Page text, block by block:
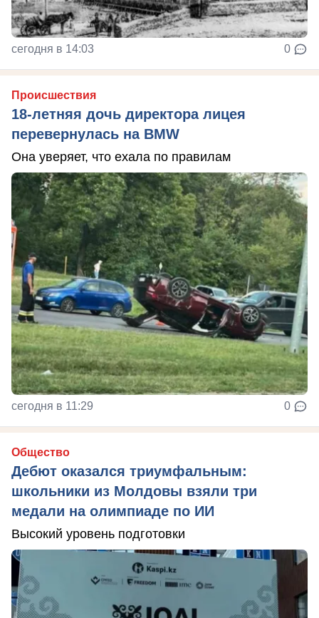
сегодня в 14:03 0
Происшествия
18-летняя дочь директора лицея
перевернулась на BMW
Она уверяет, что ехала по правилам
сегодня в 11:29 0
Общество
Дебют оказался триумфальным:
школьники из Молдовы взяли три
медали на олимпиаде по ИИ
Высокий уровень подготовки